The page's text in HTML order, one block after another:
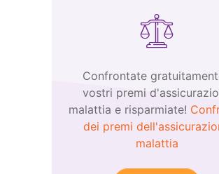
Confrontate
vostri premi
malattia e risparmiate!
dei premi
malattia